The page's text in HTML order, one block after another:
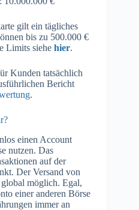
gilt ein tägliches
bis zu 500.000 €
Limits siehe hier.
Kunden tatsächlich
Bericht
.
einen Account
nutzen. Das
auf der
Der Versand von
möglich. Egal,
einer anderen Börse
immer an